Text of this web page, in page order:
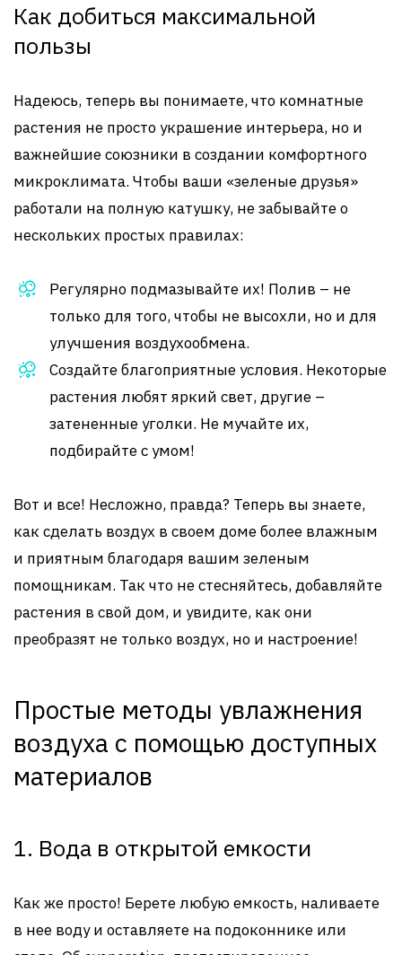
Как добиться максимальной
пользы
Надеюсь, теперь вы понимаете, что комнатные
растения не просто украшение интерьера, но и
важнейшие союзники в создании комфортного
микроклимата. Чтобы ваши «зеленые друзья»
работали на полную катушку, не забывайте о
нескольких простых правилах:
Регулярно подмазывайте их! Полив – не
только для того, чтобы не высохли, но и для
улучшения воздухообмена.
Создайте благоприятные условия. Некоторые
растения любят яркий свет, другие –
затененные уголки. Не мучайте их,
подбирайте с умом!
Вот и все! Несложно, правда? Теперь вы знаете,
как сделать воздух в своем доме более влажным
и приятным благодаря вашим зеленым
помощникам. Так что не стесняйтесь, добавляйте
растения в свой дом, и увидите, как они
преобразят не только воздух, но и настроение!
Простые методы увлажнения
воздуха с помощью доступных
материалов
1. Вода в открытой емкости
Как же просто! Берете любую емкость, наливаете
в нее воду и оставляете на подоконнике или